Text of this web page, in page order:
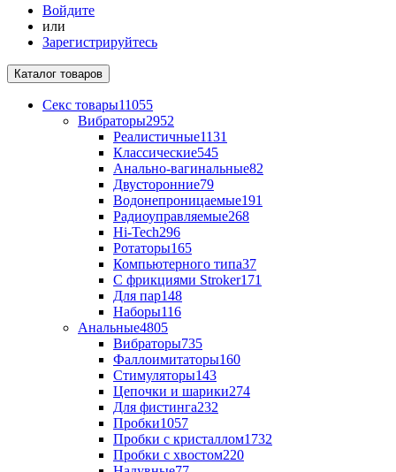
Войдите
или
Зарегистрируйтесь
Каталог товаров
Секс товары11055
Вибраторы2952
Реалистичные1131
Классические545
Анально-вагинальные82
Двусторонние79
Водонепроницаемые191
Радиоуправляемые268
Hi-Tech296
Ротаторы165
Компьютерного типа37
С фрикциями Stroker171
Для пар148
Наборы116
Анальные4805
Вибраторы735
Фаллоимитаторы160
Стимуляторы143
Цепочки и шарики274
Для фистинга232
Пробки1057
Пробки с кристаллом1732
Пробки с хвостом220